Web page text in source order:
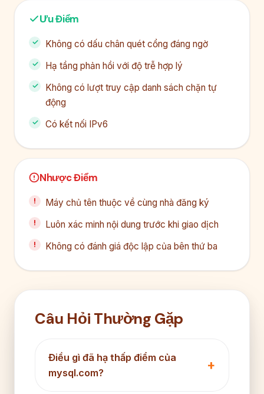
Ưu Điểm
Không có dấu chân quét cổng đáng ngờ
Hạ tầng phản hồi với độ trễ hợp lý
Không có lượt truy cập danh sách chặn tự
động
Có kết nối IPv6
Nhược Điểm
Máy chủ tên thuộc về cùng nhà đăng ký
Luôn xác minh nội dung trước khi giao dịch
Không có đánh giá độc lập của bên thứ ba
Câu Hỏi Thường Gặp
Điều gì đã hạ thấp điểm của
mysql.com?